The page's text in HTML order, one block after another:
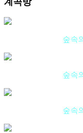
숲속
숲속
숲속